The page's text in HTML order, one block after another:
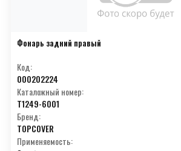
Фонарь задний правый
Код:
000202224
Каталожный номер:
T1249-6001
Бренд:
TOPCOVER
Применяемость: